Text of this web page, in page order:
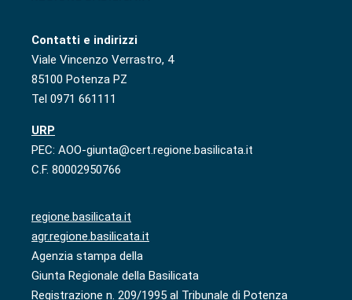
Contatti e indirizzi
Viale Vincenzo Verrastro, 4
85100 Potenza PZ
Tel 0971 661111
URP
PEC: AOO-giunta@cert.regione.basilicata.it
C.F. 80002950766
regione.basilicata.it
agr.regione.basilicata.it
Agenzia stampa della
Giunta Regionale della Basilicata
Registrazione n. 209/1995 al Tribunale di Potenza